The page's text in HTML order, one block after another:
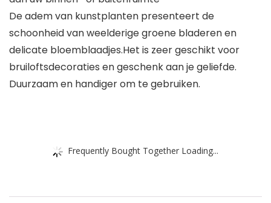
De adem van kunstplanten presenteert de
schoonheid van weelderige groene bladeren en
delicate bloemblaadjes.Het is zeer geschikt voor
bruiloftsdecoraties en geschenk aan je geliefde.
Duurzaam en handiger om te gebruiken.
Frequently Bought Together Loading...